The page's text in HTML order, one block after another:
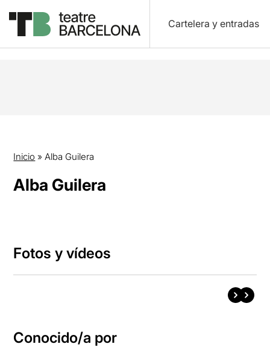
Cartelera y entradas
Inicio »Alba Guilera
Alba Guilera
Fotos y vídeos
Conocido/a por